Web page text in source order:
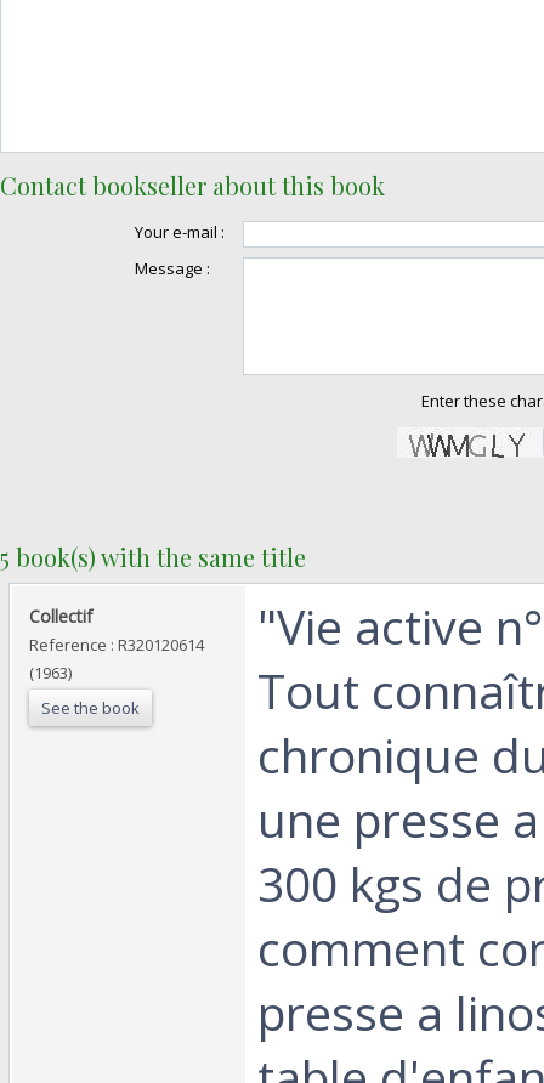
Contact bookseller about this book
Your e-mail :
Message :
Enter these
5 book(s) with the same title
‎Collectif‎
Reference : R320120614
(1963)
See the book
‎"Vie active
Tout
chronique
une presse
300 kgs de
comment
presse a